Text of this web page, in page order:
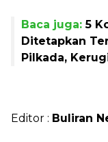
Baca juga:5
Ditetapkan
Pilkada,
Editor : Buliran